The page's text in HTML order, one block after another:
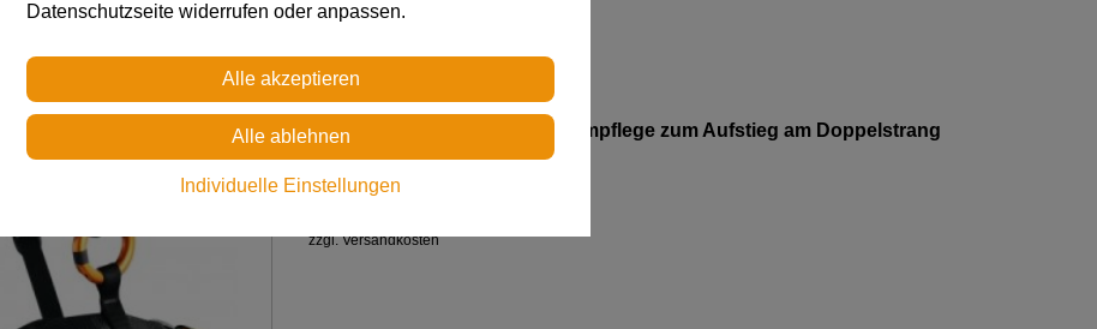
SEQUOIA
Sitz- und Haltegurt für die Baumpflege zum Aufstieg am Doppelstrang
€ 360,00
zzgl. Versandkosten
Datenschutzseite widerrufen oder anpassen.
Individuelle Einstellungen